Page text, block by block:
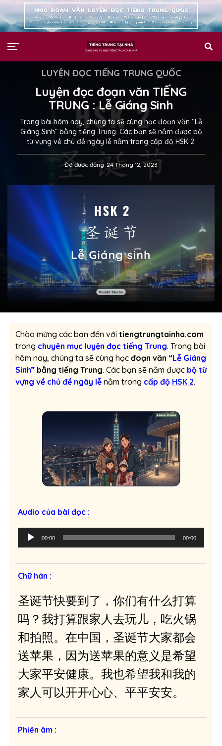
LUYỆN ĐỌC TIẾNG TRUNG QUỐC
Luyện đọc đoạn văn TIẾNG
TRUNG : Lễ Giáng Sinh
Trong bài hôm nay, chúng ta sẽ cùng học đoạn văn “Lễ
Giáng Sinh” bằng tiếng Trung. Các bạn sẽ nắm được bộ
từ vựng về chủ đề ngày lễ nằm trong cấp độ HSK 2.
Đã được đăng 24 Tháng 12, 2023
Chào mừng các bạn đến với tiengtrungtainha.com
trong chuyên mục luyện đọc tiếng Trung. Trong bài
hôm nay, chúng ta sẽ cùng học đoạn văn “Lễ Giáng
Sinh” bằng tiếng Trung. Các bạn sẽ nắm được bộ từ
vựng về chủ đề ngày lễ nằm trong cấp độ HSK 2.
Audio của bài đọc :
r
h
h
á
â
m
t
h
a
n
00:00 00:00
Chữ hán :
圣诞节快要到了，你们有什么打算
吗？我打算跟家人去玩儿，吃火锅
和拍照。在中国，圣诞节大家都会
送苹果，因为送苹果的意义是希望
大家平安健康。我也希望我和我的
家人可以开开心心、平平安安。
Phiên âm :